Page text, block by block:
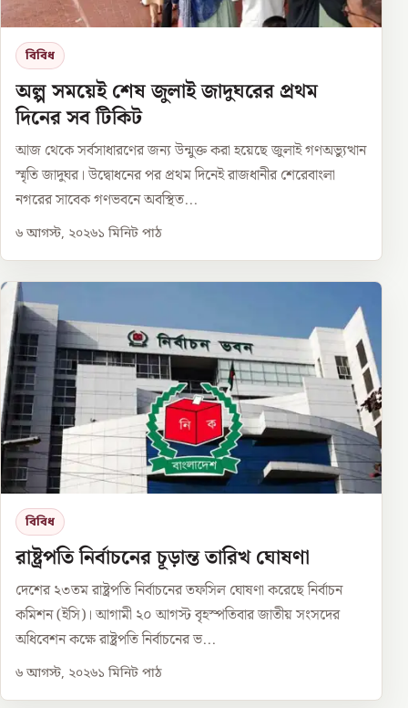
বিবিধ
অল্প সময়েই শেষ জুলাই জাদুঘরের প্রথম
দিনের সব টিকিট
আজ থেকে সর্বসাধারণের জন্য উন্মুক্ত করা হয়েছে জুলাই গণঅভ্যুত্থান
স্মৃতি জাদুঘর। উদ্বোধনের পর প্রথম দিনেই রাজধানীর শেরেবাংলা
নগরের সাবেক গণভবনে অবস্থিত...
৬ আগস্ট, ২০২৬১ মিনিট পাঠ
বিবিধ
রাষ্ট্রপতি নির্বাচনের চূড়ান্ত তারিখ ঘোষণা
দেশের ২৩তম রাষ্ট্রপতি নির্বাচনের তফসিল ঘোষণা করেছে নির্বাচন
কমিশন (ইসি)। আগামী ২০ আগস্ট বৃহস্পতিবার জাতীয় সংসদের
অধিবেশন কক্ষে রাষ্ট্রপতি নির্বাচনের ভ...
৬ আগস্ট, ২০২৬১ মিনিট পাঠ